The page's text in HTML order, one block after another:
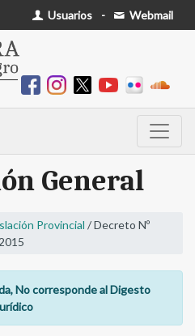
Usuarios - Webmail
General
Provincial / Decreto Nº
No corresponde al Digesto